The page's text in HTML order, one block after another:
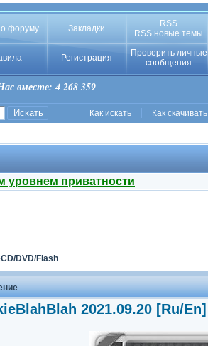
форуму Закладки
RSS
RSS новые темы
Регистрация
Проверить личные
сообщения
вместе: 4 268 359
Как искать Как скачивать
уровнем приватности
DVD/Flash
2021.09.20 [Ru/En]